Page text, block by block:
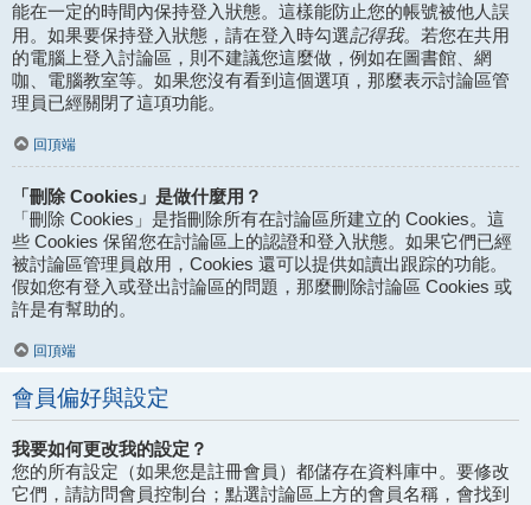
能在一定的時間內保持登入狀態。這樣能防止您的帳號被他人誤
用。如果要保持登入狀態，請在登入時勾選記得我。若您在共用
的電腦上登入討論區，則不建議您這麼做，例如在圖書館、網
咖、電腦教室等。如果您沒有看到這個選項，那麼表示討論區管
理員已經關閉了這項功能。
回頂端
「刪除 Cookies」是做什麼用？
「刪除 Cookies」是指刪除所有在討論區所建立的 Cookies。這
些 Cookies 保留您在討論區上的認證和登入狀態。如果它們已經
被討論區管理員啟用，Cookies 還可以提供如讀出跟踪的功能。
假如您有登入或登出討論區的問題，那麼刪除討論區 Cookies 或
許是有幫助的。
回頂端
會員偏好與設定
我要如何更改我的設定？
您的所有設定（如果您是註冊會員）都儲存在資料庫中。要修改
它們，請訪問會員控制台；點選討論區上方的會員名稱，會找到